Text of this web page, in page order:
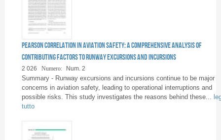
Pearson Correlation in Aviation Safety: A Comprehensive Analysis of
Contributing Factors to Runway Excursions and Incursions
2 026 Numero: Num. 2
Summary - Runway excursions and incursions continue to be major
concerns in aviation safety, leading to operational interruptions and
possible risks. This study investigates the reasons behind these...
tutto